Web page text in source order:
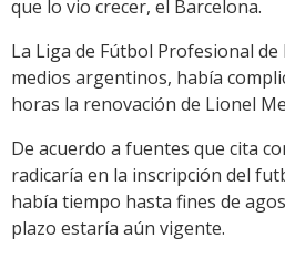
que lo vio crecer, el Barcelona.
La Liga de Fútbol Profesional de
medios argentinos, había
horas la renovación de Lionel
De acuerdo a fuentes que cita
radicaría en la inscripción del
había tiempo hasta fines de
plazo estaría aún vigente.